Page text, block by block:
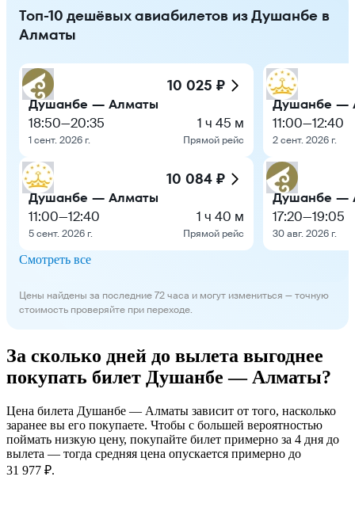
Топ-10 дешёвых авиабилетов из Душанбе в
Алматы
10 025 ₽
Душанбе — Алматы
18:50—20:35
1 сент. 2026 г.
1 ч 45 м
Прямой рейс
10 084 ₽
Душанбе — Алматы
11:00—12:40
5 сент. 2026 г.
1 ч 40 м
Прямой рейс
Душанбе —
11:00—12:40
2 сент. 2026 г.
Душанбе —
17:20—19:05
30 авг. 2026 г.
Смотреть все
Цены найдены за последние 72 часа и могут измениться — точную
стоимость проверяйте при переходе.
За сколько дней до вылета выгоднее
покупать билет Душанбе — Алматы?
Цена билета Душанбе — Алматы зависит от того, насколько
заранее вы его покупаете. Чтобы с большей вероятностью
поймать низкую цену, покупайте билет примерно за 4 дня до
вылета — тогда средняя цена опускается примерно до
31 977 ₽.